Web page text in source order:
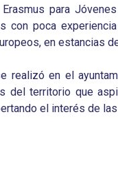
para
con poca
en estancias
realizó en el
del territorio que
el interés de